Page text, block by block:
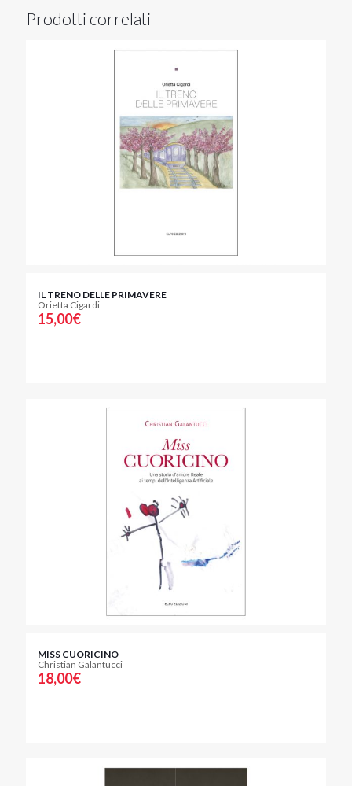
Prodotti correlati
IL TRENO DELLE PRIMAVERE
Orietta Cigardi
15,00€
MISS CUORICINO
Christian Galantucci
18,00€